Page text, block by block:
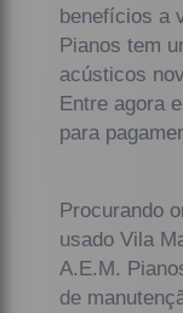
benefícios a
Pianos tem
acústicos
Entre agora
para
Procurando
usado Vila
A.E.M.
de